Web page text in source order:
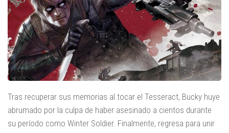
Tras recuperar sus memorias al tocar el Tesseract, Bucky huye
abrumado por la culpa de haber asesinado a cientos durante
su período como Winter Soldier. Finalmente, regresa para unir